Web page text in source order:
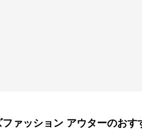
ァッション アウターのおす